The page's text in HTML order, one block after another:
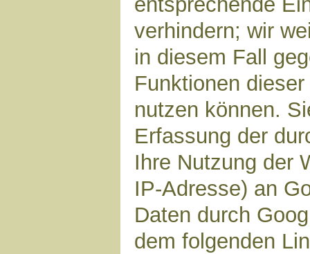
verhindern; wir
in diesem Fall
Funktionen
nutzen können.
Erfassung der
Ihre Nutzung der
IP-Adresse) an
Daten durch
dem folgenden